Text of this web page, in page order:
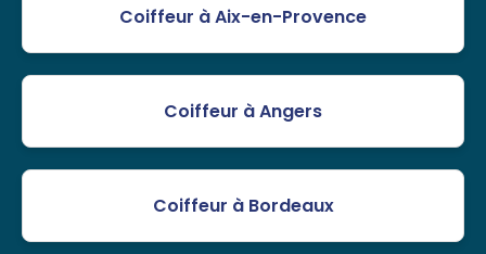
Coiffeur à Aix-en-Provence
Coiffeur à Angers
Coiffeur à Bordeaux